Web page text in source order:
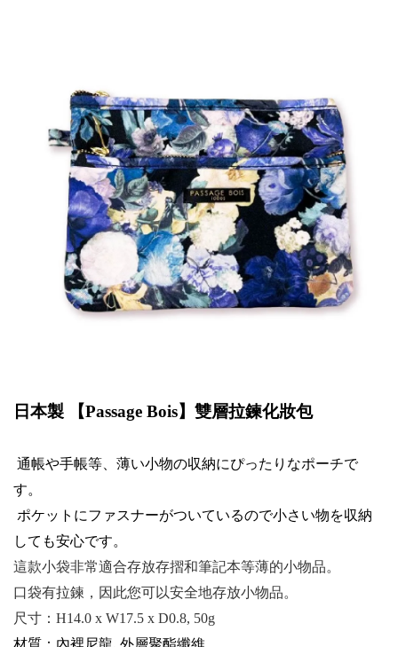
日本製 【Passage Bois】雙層拉鍊化妝包
通帳や手帳等、薄い小物の収納にぴったりなポーチで
す。
ポケットにファスナーがついているので小さい物を収納
しても安心です。
這款小袋非常適合存放存摺和筆記本等薄的小物品。
口袋有拉鍊，因此您可以安全地存放小物品。
尺寸： H14.0 x W17.5 x D0.8, 50g
材質：內裡尼龍, 外層聚酯纖維